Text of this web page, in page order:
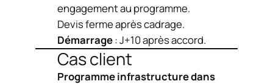
engagement au programme.
Devis ferme après cadrage.
Démarrage: J+10 après accord.
Cas client
Programme infrastructure dans